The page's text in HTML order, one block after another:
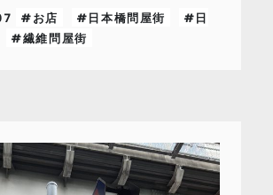
#お店 #日本橋問屋街
#日
#繊維問屋街